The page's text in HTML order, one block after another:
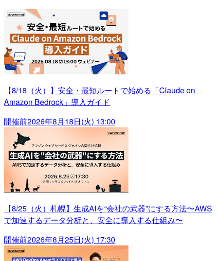
【8/18（火）】安全・最短ルートで始める「Claude on
Amazon Bedrock」導入ガイド
開催前2026年8月18日(火) 13:00
【8/25（火）札幌】生成AIを“会社の武器”にする方法〜AWS
で加速するデータ分析と、安全に導入する仕組み〜
開催前2026年8月25日(火) 17:30